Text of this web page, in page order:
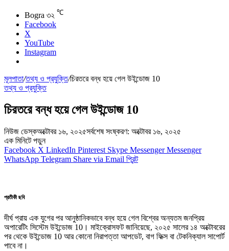
Bogra ৩২ ℃
Facebook
X
YouTube
Instagram
মূলপাতা/তথ্য ও প্রযুক্তি/চিরতরে বন্ধ হয়ে গেল উইন্ডোজ 10
তথ্য ও প্রযুক্তি
চিরতরে বন্ধ হয়ে গেল উইন্ডোজ 10
নিউজ ডেস্কঅক্টোবর ১৬, ২০২৫সর্বশেষ সংষ্করণ: অক্টোবর ১৬, ২০২৫
এক মিনিটে পড়ুন
Facebook X LinkedIn Pinterest Skype Messenger Messenger
WhatsApp Telegram Share via Email প্রিন্ট
প্রতীকী ছবি
দীর্ঘ প্রায় এক যুগের পর আনুষ্ঠানিকভাবে বন্ধ হয়ে গেল বিশ্বের অন্যতম জনপ্রিয়
অপারেটিং সিস্টেম উইন্ডোজ 10। মাইক্রোসফট জানিয়েছে, ২০২৫ সালের ১৪ অক্টোবরের
পর থেকে উইন্ডোজ 10 আর কোনো নিরাপত্তা আপডেট, বাগ ফিক্স বা টেকনিক্যাল সাপোর্ট
পাবে না।